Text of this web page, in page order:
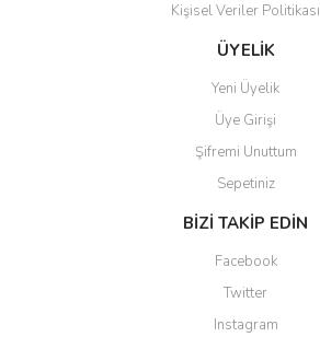
kolaylaşıyor. Yani site de
hazırlanmış çok düzenli bir site.
Kişisel Veriler Politikası
ÜYELİK
Yeni Üyelik
Üye Girişi
Şifremi Unuttum
Sepetiniz
BİZİ TAKİP EDİN
Facebook
Twitter
Instagram